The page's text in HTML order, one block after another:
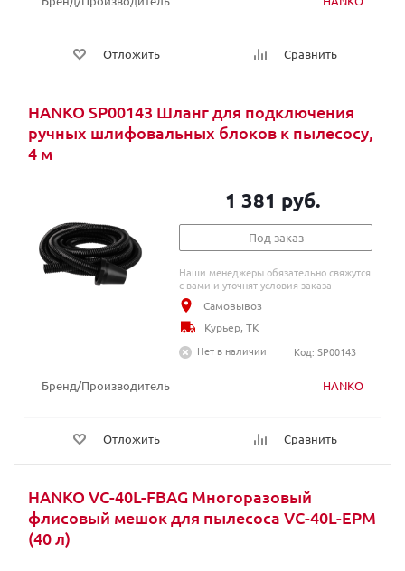
Отложить Сравнить
HANKO SP00143 Шланг для подключения
ручных шлифовальных блоков к пылесосу,
4 м
Бренд/Производитель HANKO
Отложить Сравнить
1 381 руб.
Под заказ
Наши менеджеры обязательно свяжутся
с вами и уточнят условия заказа
Самовывоз
Курьер, ТК
Нет в наличии
Код: SP00143
HANKO VC-40L-FBAG Многоразовый
флисовый мешок для пылесоса VC-40L-EPM
(40 л)